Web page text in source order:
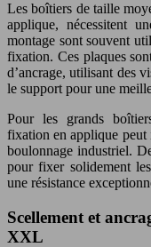
Les boîtiers de taille
applique, nécessitent
montage sont souvent
fixation. Ces plaques
d’ancrage, utilisant des
le support pour une
Pour les grands
fixation en applique peut
boulonnage industriel.
pour fixer solidement
une résistance
Scellement et
XXL